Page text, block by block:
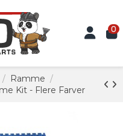
0
Ramme
Kit - Flere Farver